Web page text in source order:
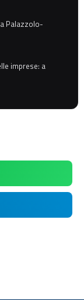
Palazzolo-
imprese: a